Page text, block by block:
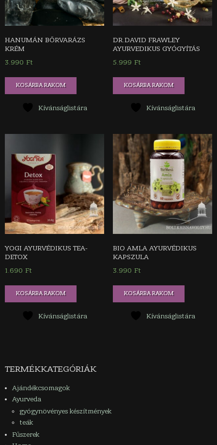
HANUMÁN BŐRVARÁZS
KRÉM
3.990 Ft
KOSÁRBA RAKOM
Kívánságlistára
DR.DAVID FRAWLEY
AYURVEDIKUS GYÓGYÍTÁS
5.999 Ft
KOSÁRBA RAKOM
Kívánságlistára
YOGI AYURVÉDIKUS TEA-
DETOX
1.690 Ft
KOSÁRBA RAKOM
Kívánságlistára
BIO AMLA AYURVÉDIKUS
KAPSZULA
3.990 Ft
KOSÁRBA RAKOM
Kívánságlistára
TERMÉKKATEGÓRIÁK
Ajándékcsomagok
Ayurveda
gyógynövényes készítmények
teák
Fűszerek